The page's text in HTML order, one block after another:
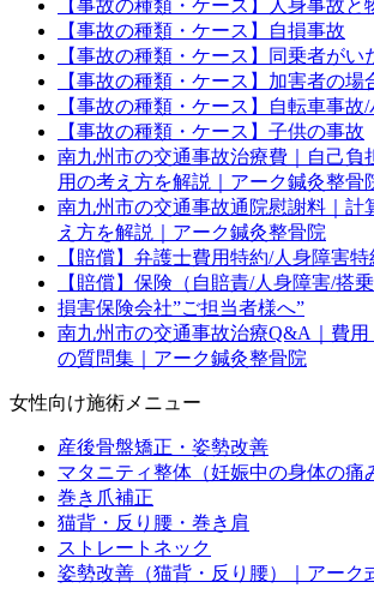
【事故の種類・ケース】人身事故と
【事故の種類・ケース】自損事故
【事故の種類・ケース】同乗者がい
【事故の種類・ケース】加害者の場
【事故の種類・ケース】自転車事故
【事故の種類・ケース】子供の事故
南九州市の交通事故治療費｜自己負
用の考え方を解説｜アーク鍼灸整骨
南九州市の交通事故通院慰謝料｜計
え方を解説｜アーク鍼灸整骨院
【賠償】弁護士費用特約/人身障害特
【賠償】保険（自賠責/人身障害/搭乗
損害保険会社”ご担当者様へ”
南九州市の交通事故治療Q&A｜費用
の質問集｜アーク鍼灸整骨院
女性向け施術メニュー
産後骨盤矯正・姿勢改善
マタニティ整体（妊娠中の身体の痛
巻き爪補正
猫背・反り腰・巻き肩
ストレートネック
姿勢改善（猫背・反り腰）｜アーク